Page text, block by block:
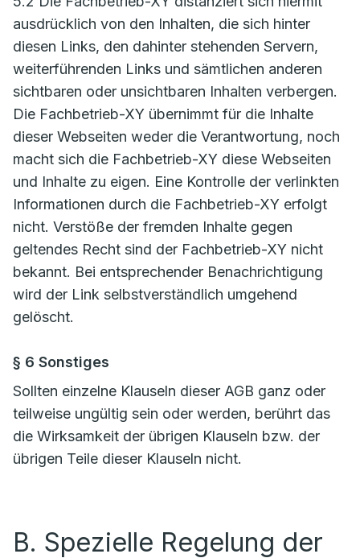
ausdrücklich von den Inhalten, die sich hinter
diesen Links, den dahinter stehenden Servern,
weiterführenden Links und sämtlichen anderen
sichtbaren oder unsichtbaren Inhalten verbergen.
Die Fachbetrieb-XY übernimmt für die Inhalte
dieser Webseiten weder die Verantwortung, noch
macht sich die Fachbetrieb-XY diese Webseiten
und Inhalte zu eigen. Eine Kontrolle der verlinkten
Informationen durch die Fachbetrieb-XY erfolgt
nicht. Verstöße der fremden Inhalte gegen
geltendes Recht sind der Fachbetrieb-XY nicht
bekannt. Bei entsprechender Benachrichtigung
wird der Link selbstverständlich umgehend
gelöscht.
§ 6 Sonstiges
Sollten einzelne Klauseln dieser AGB ganz oder
teilweise ungültig sein oder werden, berührt das
die Wirksamkeit der übrigen Klauseln bzw. der
übrigen Teile dieser Klauseln nicht.
B. Spezielle Regelung der